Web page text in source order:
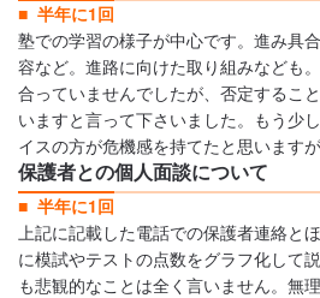
半年に1回
塾での学習の様子が中心です。進み具
容など。進路に向けた取り組みなども
合っていませんでしたが、否定するこ
いますと言って下さいました。もう少
イスの方が危機感を持てたと思いますが
保護者との個人面談について
半年に1回
上記に記載した電話での保護者連絡と
に模試やテストの点数をグラフ化して
も悲観的なことは全く言いません。無